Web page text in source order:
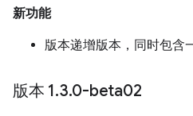
新功能
版本递增版本，同时包含
版本 1.3.0-beta02